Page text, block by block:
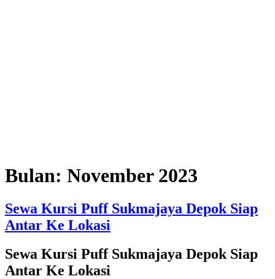
Bulan: November 2023
Sewa Kursi Puff Sukmajaya Depok Siap
Antar Ke Lokasi
Sewa Kursi Puff Sukmajaya Depok Siap
Antar Ke Lokasi